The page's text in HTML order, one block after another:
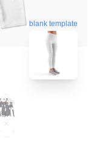
blank template